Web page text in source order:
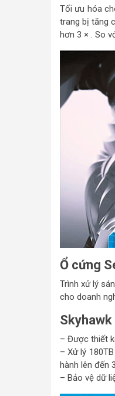
Tối ưu hóa
trang bị tăng
hơn 3 × . So
Ổ cứng
Trình xử lý
cho doanh
– Được thiết
– Xử lý
hành lên đến
– Bảo vệ dữ